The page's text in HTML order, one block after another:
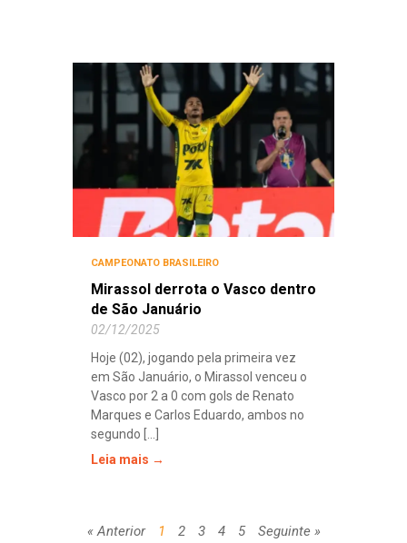
CAMPEONATO BRASILEIRO
Mirassol derrota o Vasco dentro
de São Januário
02/12/2025
Hoje (02), jogando pela primeira vez
em São Januário, o Mirassol venceu o
Vasco por 2 a 0 com gols de Renato
Marques e Carlos Eduardo, ambos no
segundo [...]
Leia mais →
« Anterior 1 2 3 4 5 Seguinte »